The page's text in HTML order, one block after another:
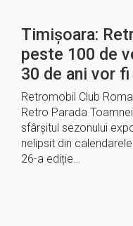
Timișoara:
peste 100 de
30 de ani vor
Retromobil Club
Retro Parada
sfârșitul sezonului
nelipsit din
26-a ediție…